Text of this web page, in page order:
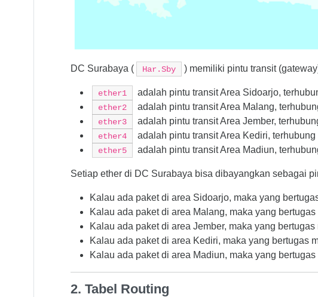
DC Surabaya ( Har.Sby ) memiliki pintu transit
ether1 adalah pintu transit Area Sidoarjo,
ether2 adalah pintu transit Area Malang,
ether3 adalah pintu transit Area Jember,
ether4 adalah pintu transit Area Kediri,
ether5 adalah pintu transit Area Madiun,
Setiap ether di DC Surabaya bisa dibayangkan sebagai
Kalau ada paket di area Sidoarjo, maka yang
Kalau ada paket di area Malang, maka yang
Kalau ada paket di area Jember, maka yang
Kalau ada paket di area Kediri, maka yang bertugas
Kalau ada paket di area Madiun, maka yang
2. Tabel Routing